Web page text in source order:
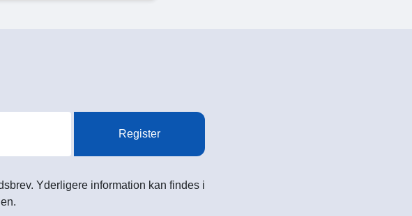
Register
Yderligere information kan findes i